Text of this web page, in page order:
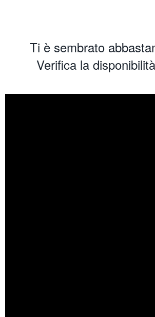
Ti è sembrato
Verifica la disponibilità